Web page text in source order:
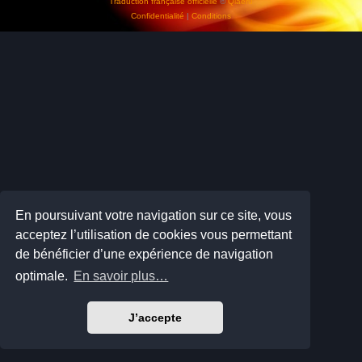
En poursuivant votre navigation sur ce site, vous
acceptez l’utilisation de cookies vous permettant
de bénéficier d’une expérience de navigation
optimale. En savoir plus…
J’accepte
Confidentialité | Conditions